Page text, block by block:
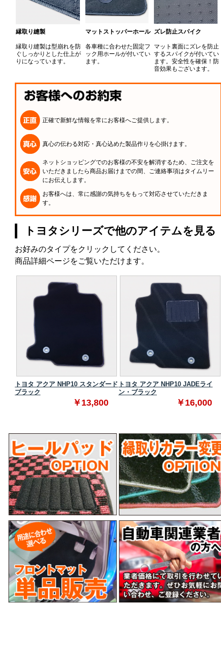
縁取り縫製
縁取り縫製は型崩れを防
ぐしっかりとした仕上が
りになっています。
マットストッパーホール
各車種に合わせた固定フ
ック用ホールが付いてい
ます。
ズレ防止スパイク
マット裏面にズレを防止
するスパイクが付いてい
ます。安全性を確保！防
音効果もございます。
正確で新鮮な情報を常にお客様へご提供します。
真心の伝わる対応・真心込めた製品作りを心掛けます。
ネットショッピングでのお客様の不安を解消するため、ご注文を
いただきましたら商品お届けまでの間、ご連絡事項はタイムリー
にお伝えします。
お客様へは、常に感謝の気持ちをもって対応させていただきま
す。
トヨタシリーズで他のアイテムを見る
お好みのタイプをクリックしてください。
商品詳細ページをご覧いただけます。
トヨタ アクア NHP10 スタンダード
ブラック
￥13,800
トヨタ アクア NHP10 JADEライ
ン・ブラック
￥16,000